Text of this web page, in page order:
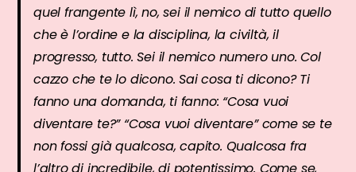
quel frangente lì, no, sei il nemico di tutto quello
che è l’ordine e la disciplina, la civiltà, il
progresso, tutto. Sei il nemico numero uno. Col
cazzo che te lo dicono. Sai cosa ti dicono? Ti
fanno una domanda, ti fanno: “Cosa vuoi
diventare te?” “Cosa vuoi diventare” come se te
non fossi già qualcosa, capito. Qualcosa fra
l’altro di incredibile, di potentissimo. Come se,